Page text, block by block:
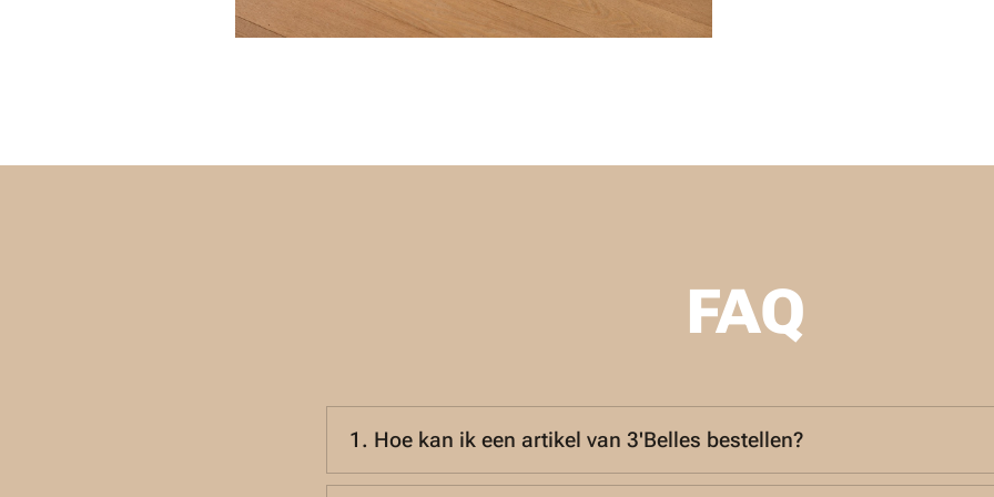
FAQ
1. Hoe kan ik een artikel van 3'Belles bestellen?
Het merk 3'Belles is uitsluitend te verkrijgen in de PARIS LONDRES winkels en op de